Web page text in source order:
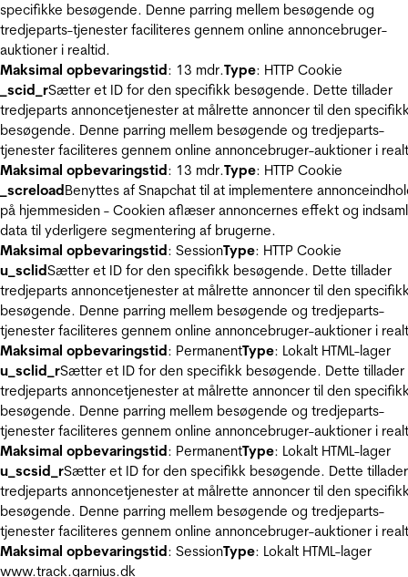
specifikke besøgende. Denne parring mellem besøgende og
tredjeparts-tjenester faciliteres gennem online annoncebruger-
auktioner i realtid.
Maksimal opbevaringstid: 13 mdr.Type: HTTP Cookie
_scid_rSætter et ID for den specifikk besøgende. Dette tillader
tredjeparts annoncetjenester at målrette annoncer til den
besøgende. Denne parring mellem besøgende og tredjeparts-
tjenester faciliteres gennem online annoncebruger-auktioner i
Maksimal opbevaringstid: 13 mdr.Type: HTTP Cookie
_screloadBenyttes af Snapchat til at implementere
på hjemmesiden - Cookien aflæser annoncernes effekt og
data til yderligere segmentering af brugerne.
Maksimal opbevaringstid: SessionType: HTTP Cookie
u_sclidSætter et ID for den specifikk besøgende. Dette tillader
tredjeparts annoncetjenester at målrette annoncer til den
besøgende. Denne parring mellem besøgende og tredjeparts-
tjenester faciliteres gennem online annoncebruger-auktioner i
Maksimal opbevaringstid: PermanentType: Lokalt HTML-lager
u_sclid_rSætter et ID for den specifikk besøgende. Dette tillader
tredjeparts annoncetjenester at målrette annoncer til den
besøgende. Denne parring mellem besøgende og tredjeparts-
tjenester faciliteres gennem online annoncebruger-auktioner i
Maksimal opbevaringstid: PermanentType: Lokalt HTML-lager
u_scsid_rSætter et ID for den specifikk besøgende. Dette tillader
tredjeparts annoncetjenester at målrette annoncer til den
besøgende. Denne parring mellem besøgende og tredjeparts-
tjenester faciliteres gennem online annoncebruger-auktioner i
Maksimal opbevaringstid: SessionType: Lokalt HTML-lager
www.track.garnius.dk